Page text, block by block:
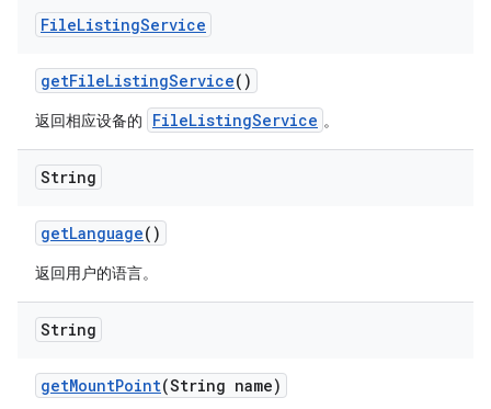
FileListingService
getFileListingService()
返回相应设备的 FileListingService 。
String
getLanguage()
返回用户的语言。
String
getMountPoint(String name)